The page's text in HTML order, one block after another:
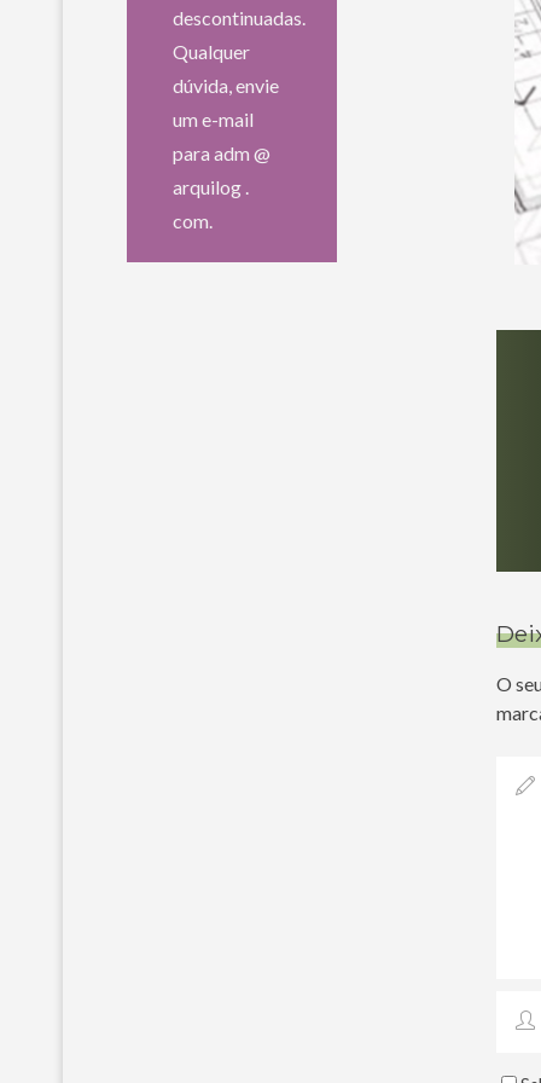
O
descontinuadas.
Qualquer
dúvida, envie
um e-mail
para adm @
arquilog .
com.